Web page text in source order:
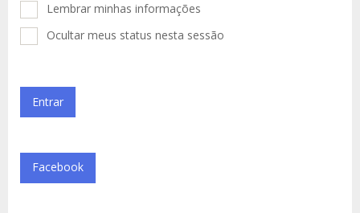
Lembrar minhas informações
Ocultar meus status nesta sessão
Facebook